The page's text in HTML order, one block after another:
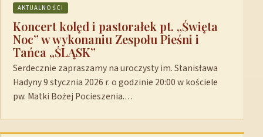
AKTUALNOŚCI
Koncert kolęd i pastorałek pt. „Święta
Noc” w wykonaniu Zespołu Pieśni i
Tańca „ŚLĄSK”
Serdecznie zapraszamy na uroczysty im. Stanisława
Hadyny 9 stycznia 2026 r. o godzinie 20:00 w kościele
pw. Matki Bożej Pocieszenia.…